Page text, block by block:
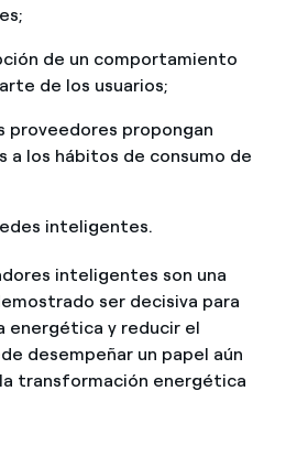
de un comportamiento
de los usuarios;
proveedores propongan
a los hábitos de consumo de
inteligentes.
inteligentes son una
ser decisiva para
energética y reducir el
desempeñar un papel aún
transformación energética